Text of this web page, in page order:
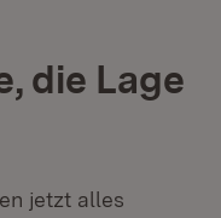
die Lage
jetzt alles